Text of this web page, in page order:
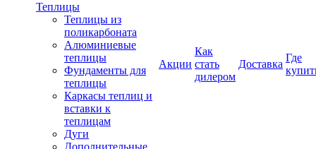
Теплицы
Теплицы из
поликарбоната
Алюминиевые
теплицы
Фундаменты для
теплицы
Каркасы теплиц и
вставки к
теплицам
Дуги
Дополнительные
Акции
Как
стать
дилером
Доставка
Где